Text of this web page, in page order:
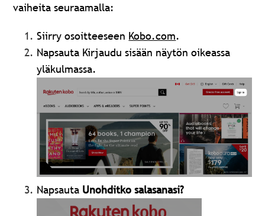
vaiheita seuraamalla:
Siirry osoitteeseen Kobo.com.
Napsauta Kirjaudu sisään näytön oikeassa
yläkulmassa.
Napsauta Unohditko salasanasi?